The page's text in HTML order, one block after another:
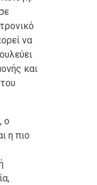
να
και
ο
η πιο